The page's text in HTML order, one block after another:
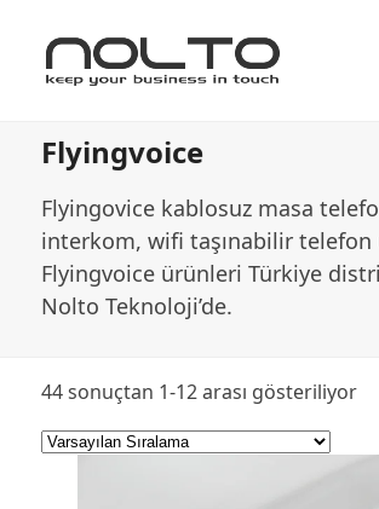
Flyingvoice
Flyingovice kablosuz masa
interkom, wifi taşınabilir telefon
Flyingvoice ürünleri Türkiye
Nolto Teknoloji’de.
44 sonuçtan 1-12 arası gösteriliyor